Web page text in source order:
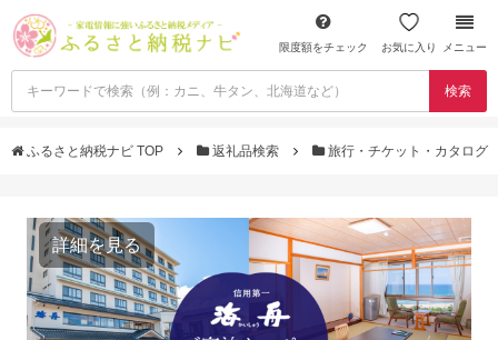
限度額をチェック お気に入り メニュー
検索
ふるさと納税ナビ TOP 返礼品検索 旅行・チケット・カタログ
詳細を見る